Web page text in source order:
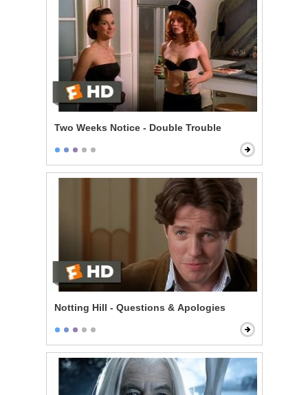
Two Weeks Notice - Double Trouble
Notting Hill - Questions & Apologies